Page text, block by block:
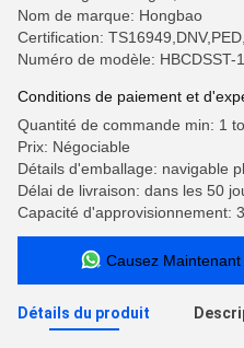
Nom de marque: Hongbao
Certification:
Numéro de modèle: HBCDSST-1
Conditions de paiement et
Quantité de commande min: 1
Prix: Négociable
Détails d'emballage: navigable
Délai de livraison: dans les 50
Capacité d'approvisionnement:
Causez Maintenant
Détails du produit